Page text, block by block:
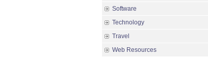
Software
Technology
Travel
Web Resources